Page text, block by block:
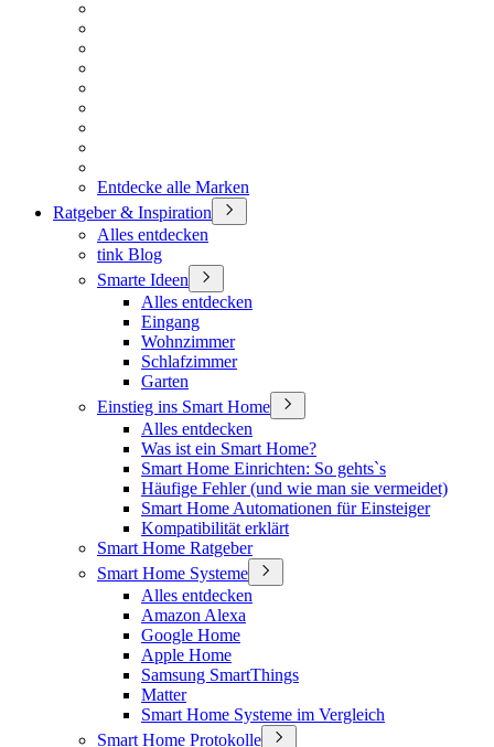
Entdecke alle Marken
Ratgeber & Inspiration
Alles entdecken
tink Blog
Smarte Ideen
Alles entdecken
Eingang
Wohnzimmer
Schlafzimmer
Garten
Einstieg ins Smart Home
Alles entdecken
Was ist ein Smart Home?
Smart Home Einrichten: So gehts`s
Häufige Fehler (und wie man sie vermeidet)
Smart Home Automationen für Einsteiger
Kompatibilität erklärt
Smart Home Ratgeber
Smart Home Systeme
Alles entdecken
Amazon Alexa
Google Home
Apple Home
Samsung SmartThings
Matter
Smart Home Systeme im Vergleich
Smart Home Protokolle